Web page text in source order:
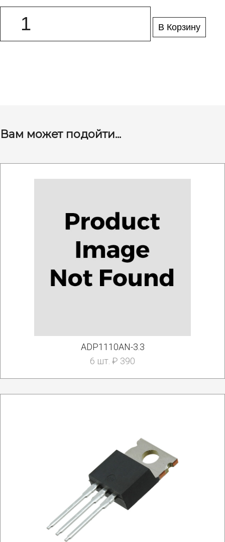
В Корзину
Вам может подойти...
ADP1110AN-3.3
6 шт. ₽ 390